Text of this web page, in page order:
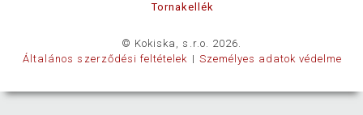
Tornakellék
© Kokiska, s.r.o. 2026.
Általános szerződési feltételek
Személyes adatok védelme